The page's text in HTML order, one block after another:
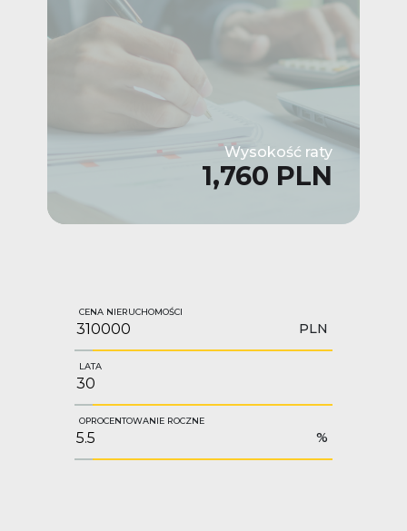
Wysokość raty
1,760 PLN
CENA NIERUCHOMOŚCI
PLN
LATA
OPROCENTOWANIE ROCZNE
%